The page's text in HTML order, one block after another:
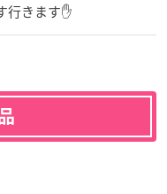
行きます✋